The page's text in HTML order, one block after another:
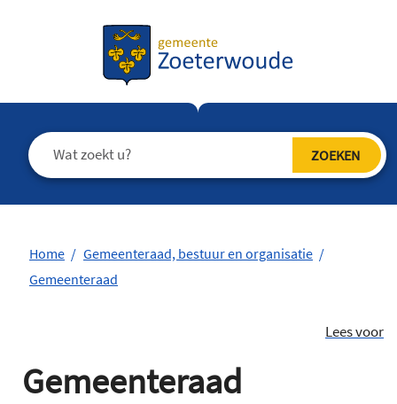
Home
Gemeenteraad, bestuur en organisatie
Gemeenteraad
Lees voor
Gemeenteraad